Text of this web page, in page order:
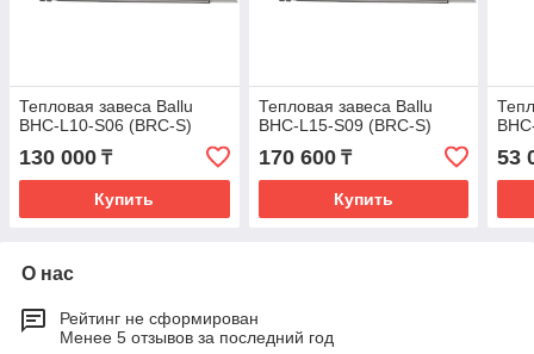
Тепловая завеса Ballu
BHC-L10-S06 (BRC-S)
130 000 ₸
Купить
Тепловая завеса Ballu
BHC-L15-S09 (BRC-S)
170 600₸
Купить
53
О нас
Рейтинг не сформирован
Менее 5 отзывов за последний год